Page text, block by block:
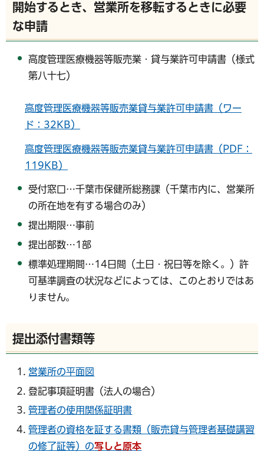
開始するとき、営業所を移転するときに必要
な申請
高度管理医療機器等販売業・貸与業許可申請書（様式
第八十七）
高度管理医療機器等販売業貸与業許可申請書（ワー
ド：32KB）
高度管理医療機器等販売業貸与業許可申請書（PDF：
119KB）
受付窓口…千葉市保健所総務課（千葉市内に、営業所
の所在地を有する場合のみ）
提出期限…事前
提出部数…1部
標準処理期間…14日間（土日・祝日等を除く。）許
可基準調査の状況などによっては、このとおりではあ
りません。
提出添付書類等
営業所の平面図
登記事項証明書（法人の場合）
管理者の使用関係証明書
管理者の資格を証する書類（販売貸与管理者基礎講習
の修了証等）の写しと原本